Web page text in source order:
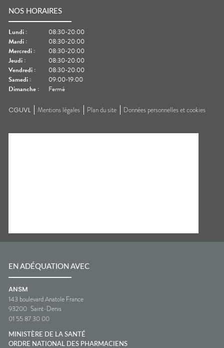
NOS HORAIRES
Lundi :
08:30-20:00
Mardi :
08:30-20:00
Mercredi :
08:30-20:00
Jeudi :
08:30-20:00
Vendredi :
08:30-20:00
Samedi :
09:00-19:00
Dimanche : Fermé
CGUVL Mentions légales Plan du site Données personnelles et cookies
EN ADÉQUATION AVEC
ANSM
143 boulevard Anatole France
93200 Saint-Denis
01 55 87 30 00
MINISTÈRE DE LA SANTÉ
ORDRE NATIONAL DES PHARMACIENS